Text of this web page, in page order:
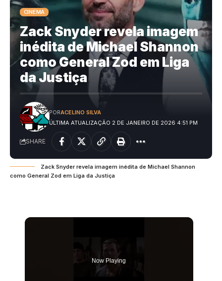
CINEMA
Zack Snyder revela imagem
inédita de Michael Shannon
como General Zod em Liga
da Justiça
ÚLTIMA ATUALIZAÇÃO 2 DE JANEIRO DE 2026 4:51 PM
PORACELINO SILVA
SHARE
Zack Snyder revela imagem inédita de Michael Shannon
como General Zod em Liga da Justiça
Now Playing